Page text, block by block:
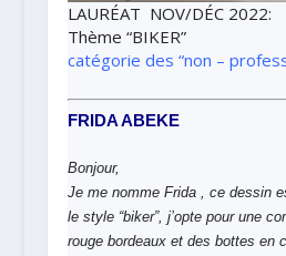
LAURÉAT NOV/DÉC 2022:
Thème “BIKER”
catégorie des “non –
FRIDA ABEKE
Bonjour,
Je me nomme Frida , ce dessin
le style “biker”, j’opte pour une
rouge bordeaux et des bottes en